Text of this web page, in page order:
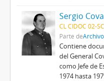
Sergio
CL CIDOC 02-
Parte de
Contiene
del General
como Jefe de
1974 hasta